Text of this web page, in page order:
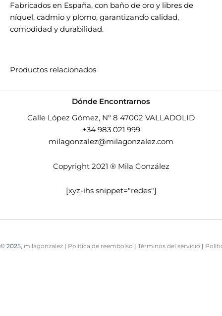
Fabricados en España, con baño de oro y libres de
níquel, cadmio y plomo, garantizando calidad,
comodidad y durabilidad.
Productos relacionados
Dónde Encontrarnos
Calle López Gómez, Nº 8 47002 VALLADOLID
+34 983 021 999
milagonzalez@milagonzalez.com
Copyright 2021 ® Mila González
[xyz-ihs snippet="redes"]
© 2025, milagonzalez Política de reembolso Términos del servicio